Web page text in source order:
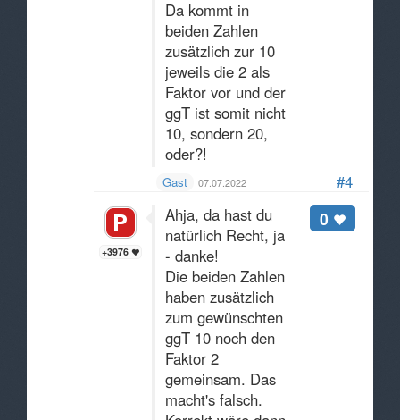
#4
Da kommt in
beiden Zahlen
zusätzlich zur 10
jeweils die 2 als
Faktor vor und der
ggT ist somit nicht
10, sondern 20,
oder?!
Gast 07.07.2022
+3976
0
Ahja, da hast du
natürlich Recht, ja
- danke!
Die beiden Zahlen
haben zusätzlich
zum gewünschten
ggT 10 noch den
Faktor 2
gemeinsam. Das
macht's falsch.